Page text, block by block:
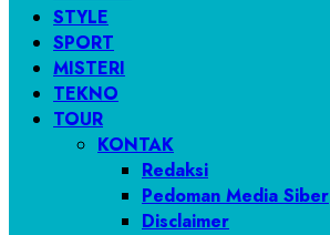
STYLE
SPORT
MISTERI
TEKNO
TOUR
KONTAK
Redaksi
Pedoman Media Siber
Disclaimer